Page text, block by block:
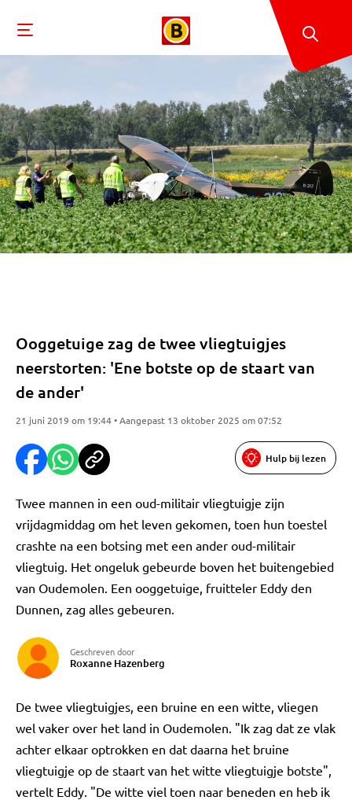
Ooggetuige zag de twee vliegtuigjes
neerstorten: 'Ene botste op de staart van
de ander'
21 juni 2019 om 19:44 • Aangepast 13 oktober 2025 om 07:52
Hulp bij lezen
Twee mannen in een oud-militair vliegtuigje zijn
vrijdagmiddag om het leven gekomen, toen hun toestel
crashte na een botsing met een ander oud-militair
vliegtuig. Het ongeluk gebeurde boven het buitengebied
van Oudemolen. Een ooggetuige, fruitteler Eddy den
Dunnen, zag alles gebeuren.
Geschreven door
Roxanne Hazenberg
De twee vliegtuigjes, een bruine en een witte, vliegen
wel vaker over het land in Oudemolen. "Ik zag dat ze vlak
achter elkaar optrokken en dat daarna het bruine
vliegtuigje op de staart van het witte vliegtuigje botste",
vertelt Eddy. "De witte viel toen naar beneden en heb ik